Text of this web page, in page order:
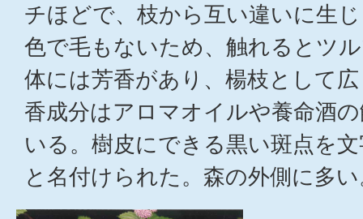
チほどで、枝から互い違いに生
色で毛もないため、触れるとツ
体には芳香があり、楊枝として
香成分はアロマオイルや養命酒
いる。樹皮にできる黒い斑点を
と名付けられた。森の外側に多